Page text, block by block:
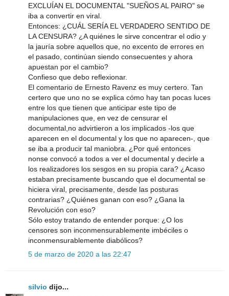
EXCLUÍAN EL DOCUMENTAL "SUEÑOS AL PAIRO" se
iba a convertir en viral.
Entonces: ¿CUÁL SERÍA EL VERDADERO SENTIDO DE
LA CENSURA? ¿A quiénes le sirve concentrar el odio y
la jauría sobre aquellos que, no excento de errores en
el pasado, continúan siendo consecuentes y ahora
apuestan por el cambio?
Confieso que debo reflexionar.
El comentario de Ernesto Ravenz es muy certero. Tan
certero que uno no se explica cómo hay tan pocas luces
entre los que tienen que anticipar este tipo de
manipulaciones que, en vez de censurar el
documental,no advirtieron a los implicados -los que
aparecen en el documental y los que no aparecen-, que
se iba a producir tal maniobra. ¿Por qué entonces
nonse convocó a todos a ver el documental y decirle a
los realizadores los sesgos en su propia cara? ¿Acaso
estaban precisamente buscando que el documental se
hiciera viral, precisamente, desde las posturas
contrarias? ¿Quiénes ganan con eso? ¿Gana la
Revolución con eso?
Sólo estoy tratando de entender porque: ¿O los
censores son inconmensurablemente imbéciles o
inconmensurablemente diabólicos?
5 de marzo de 2020 a las 22:47
silvio dijo...